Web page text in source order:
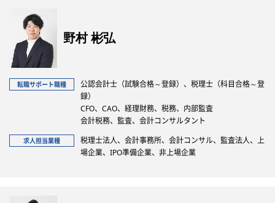
野村 彬弘
転職サポート職種
公認会計士（試験合格～登録）、税理士（科目合格～登
録）
CFO、CAO、経理財務、税務、内部監査
会計税務、監査、会計コンサルタント
求人担当業種
税理士法人、会計事務所、会計コンサル、監査法人、上
場企業、IPO準備企業、非上場企業